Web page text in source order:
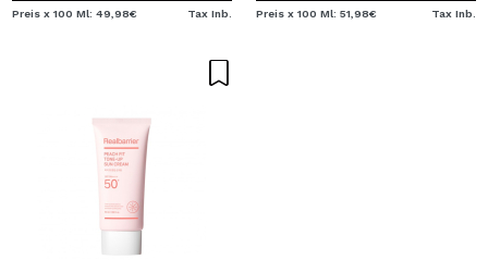
Preis x 100 Ml: 49,98€ Tax Inb. Preis x 100 Ml: 51,98€ Tax Inb.